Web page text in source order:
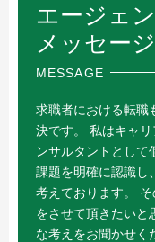
エージェ
メッセージ
MESSAGE
求職者における転職
決です。 私はキャ
ンサルタントとして
課題を明確に認識し
考えております。
をさせて頂きたいと
な考えをお聞かせく